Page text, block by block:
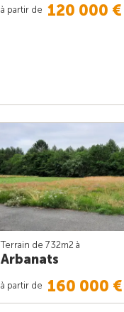
à partir de 120 000 €
Terrain de 732m2 à
Arbanats
à partir de 160 000 €